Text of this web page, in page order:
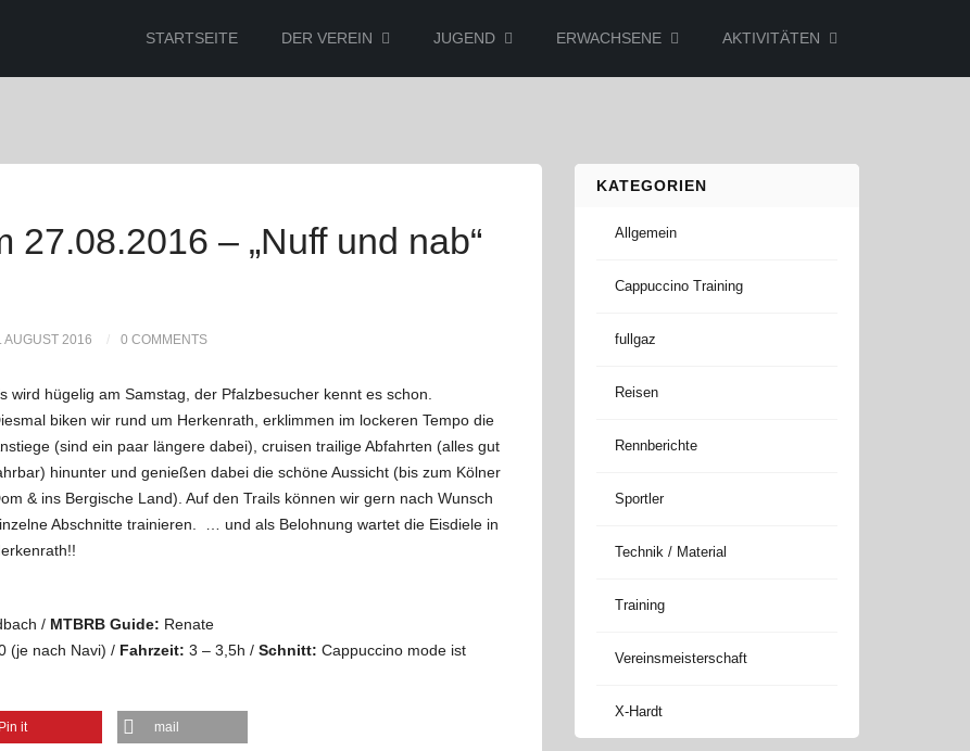
STARTSEITE DER VEREIN JUGEND ERWACHSENE AKTIVITÄTEN
– „Nuff und nab“
AUGUST 2016 0 COMMENTS
wird hügelig am Samstag, der Pfalzbesucher kennt es schon.
biken wir rund um Herkenrath, erklimmen im lockeren Tempo die
(sind ein paar längere dabei), cruisen trailige Abfahrten (alles gut
hinunter und genießen dabei die schöne Aussicht (bis zum Kölner
& ins Bergische Land). Auf den Trails können wir gern nach Wunsch
Abschnitte trainieren. … und als Belohnung wartet die Eisdiele in
/ MTBRB Guide: Renate
(je nach Navi) / Fahrzeit: 3 – 3,5h / Schnitt: Cappuccino mode ist
Pin it mail
KATEGORIEN
Allgemein
Cappuccino Training
fullgaz
Reisen
Rennberichte
Sportler
Technik / Material
Training
Vereinsmeisterschaft
X-Hardt